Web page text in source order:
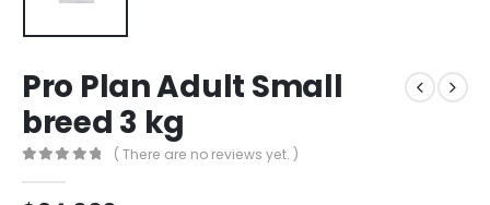
Pro Plan Adult Small
breed 3 kg
( There are no reviews yet. )